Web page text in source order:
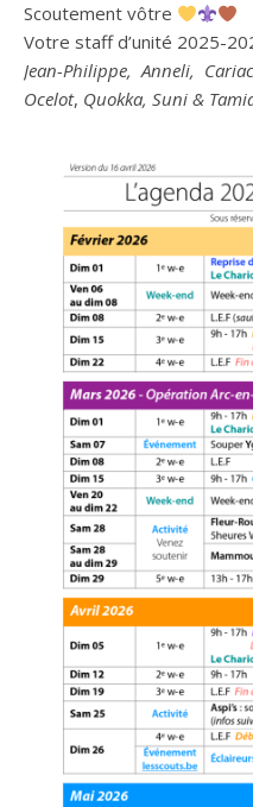
Scoutement vôtre
Votre staff d’unité 2025-
Jean-Philippe, Anneli,
Ocelot, Quokka, Suni &